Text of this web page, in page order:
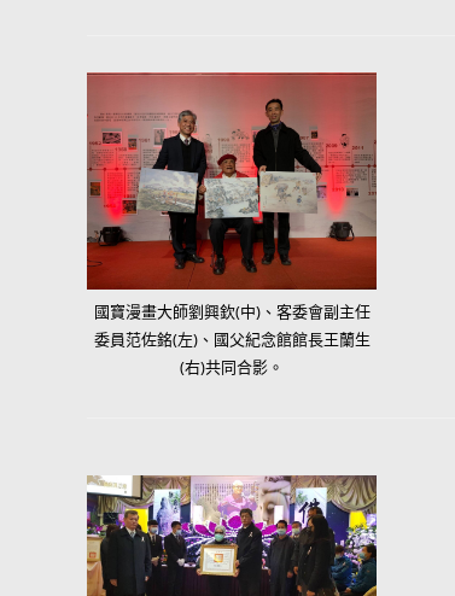
國寶漫畫大師劉興欽(中)、客委會副主任
委員范佐銘(左)、國父紀念館館長王蘭生
(右)共同合影。